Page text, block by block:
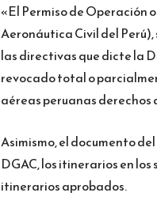
«El Permiso de Operación
Aeronáutica Civil del
las directivas que dicte la
revocado total o
aéreas peruanas
Asimismo, el documento
DGAC, los itinerarios en
itinerarios aprobados.